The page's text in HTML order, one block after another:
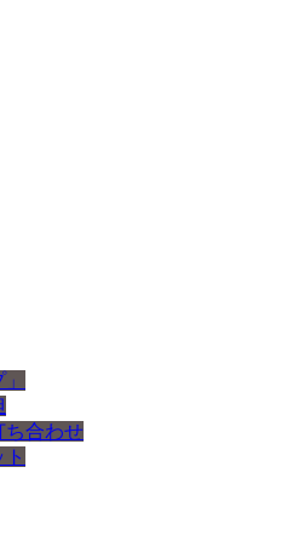
ち合わせ